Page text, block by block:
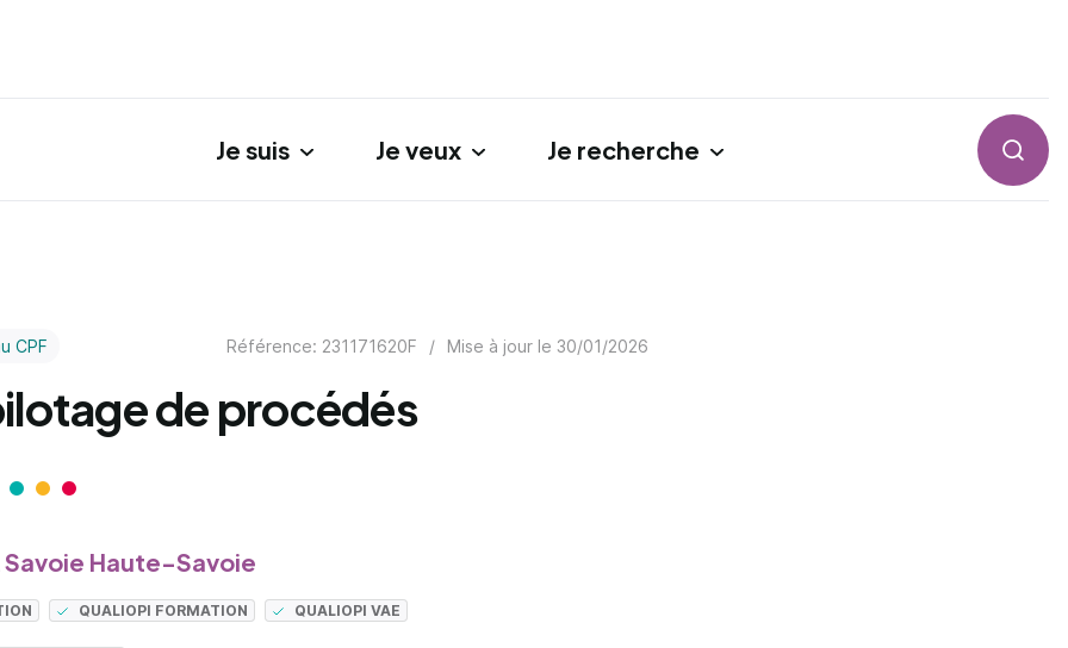
Je suis Je veux Je recherche
CPF Référence: 231171620F / Mise à jour le 30/01/2026
de procédés
Savoie Haute-Savoie
QUALIOPI FORMATION QUALIOPI VAE